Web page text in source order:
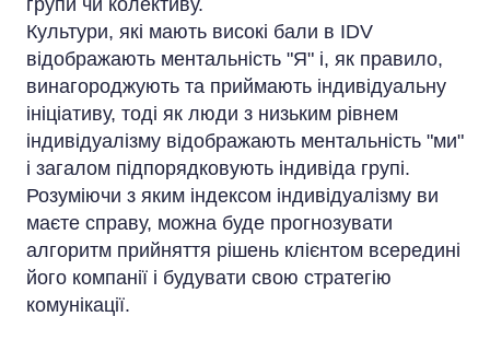
групи чи колективу.
Культури, які мають високі бали в IDV
відображають ментальність "Я" і, як правило,
винагороджують та приймають індивідуальну
ініціативу, тоді як люди з низьким рівнем
індивідуалізму відображають ментальність "ми"
і загалом підпорядковують індивіда групі.
Розуміючи з яким індексом індивідуалізму ви
маєте справу, можна буде прогнозувати
алгоритм прийняття рішень клієнтом всередині
його компанії і будувати свою стратегію
комунікації.